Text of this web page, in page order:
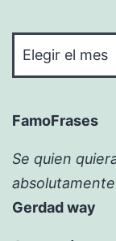
FamoFrases
Se quien
Gerdad way